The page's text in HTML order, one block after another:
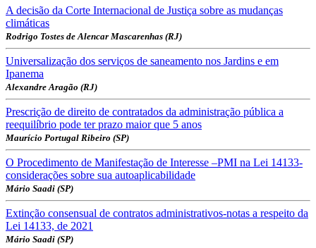
A decisão da Corte Internacional de Justiça sobre as mudanças
climáticas
Rodrigo Tostes de Alencar Mascarenhas (RJ)
Universalização dos serviços de saneamento nos Jardins e em
Ipanema
Alexandre Aragão (RJ)
Prescrição de direito de contratados da administração pública a
reequilíbrio pode ter prazo maior que 5 anos
Maurício Portugal Ribeiro (SP)
O Procedimento de Manifestação de Interesse –PMI na Lei 14133-
considerações sobre sua autoaplicabilidade
Mário Saadi (SP)
Extinção consensual de contratos administrativos-notas a respeito da
Lei 14133, de 2021
Mário Saadi (SP)